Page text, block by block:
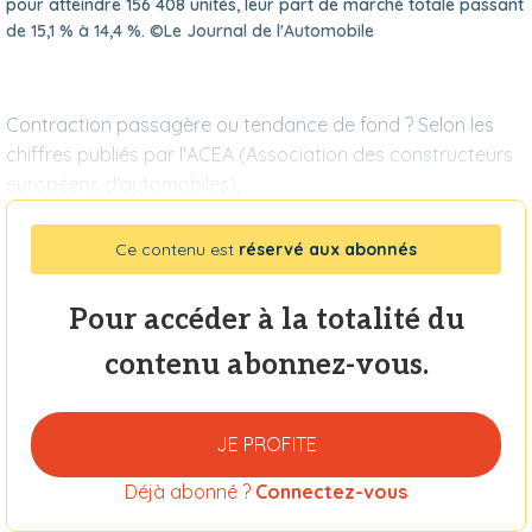
pour atteindre 156 408 unités, leur part de marché totale passant
de 15,1 % à 14,4 %. ©Le Journal de l'Automobile
Contraction passagère ou tendance de fond ? Selon les
chiffres publiés par l'ACEA (Association des constructeurs
européens d'automobiles),
Ce contenu est réservé aux abonnés
Pour accéder à la totalité du
contenu abonnez-vous.
JE PROFITE
Déjà abonné ? Connectez-vous